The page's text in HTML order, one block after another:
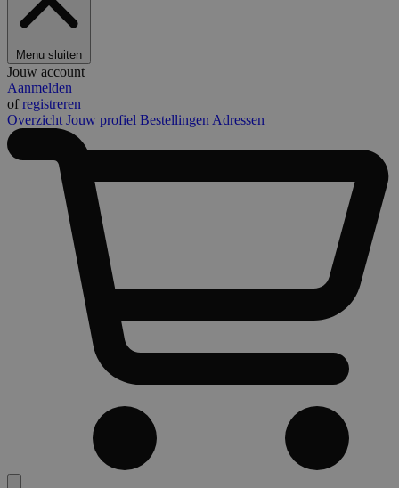
Menu sluiten
Jouw account
Aanmelden
ofregistreren
Overzicht Jouw profiel Bestellingen Adressen